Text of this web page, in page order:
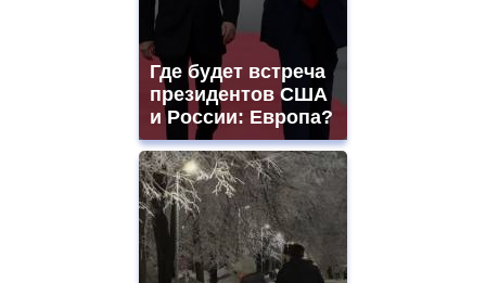
Где будет встреча
президентов США
и России: Европа?